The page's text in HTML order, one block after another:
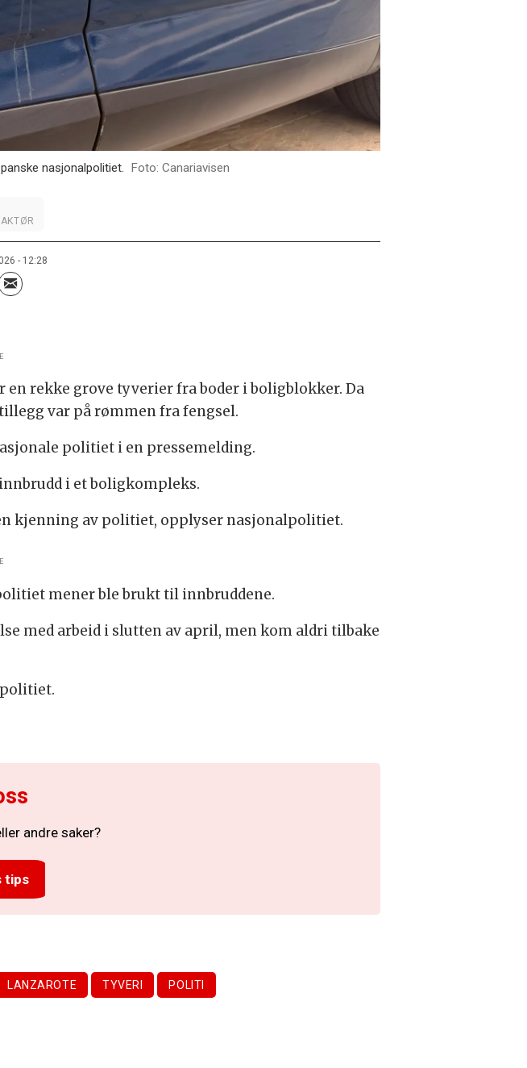
nasjonalpolitiet. Canariavisen
- 12:28
rekke grove tyverier fra boder i boligblokker. Da
var på rømmen fra fengsel.
politiet i en pressemelding.
i et boligkompleks.
kjenning av politiet, opplyser nasjonalpolitiet.
mener ble brukt til innbruddene.
med arbeid i slutten av april, men kom aldri tilbake
andre saker?
tips
LANZAROTE TYVERI POLITI